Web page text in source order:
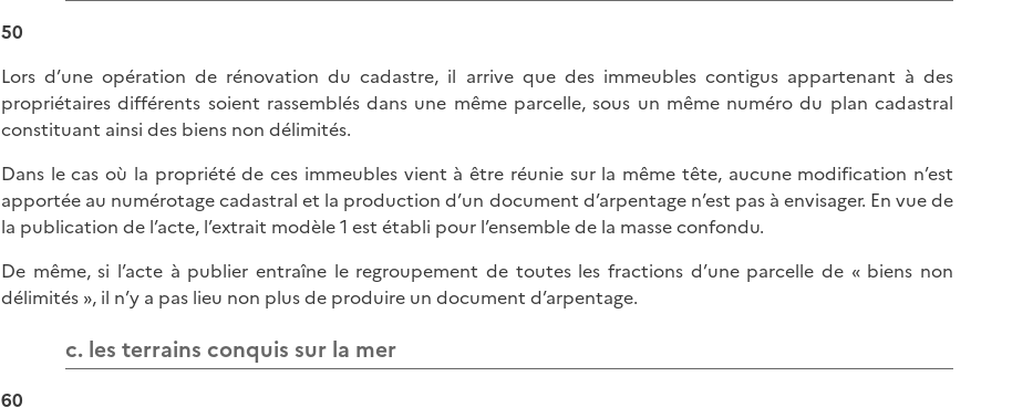
50
Lors d’une opération de rénovation du cadastre, il arrive que des immeubles contigus appartenant à des
propriétaires différents soient rassemblés dans une même parcelle, sous un même numéro du plan cadastral
constituant ainsi des biens non délimités.
Dans le cas où la propriété de ces immeubles vient à être réunie sur la même tête, aucune modification n’est
apportée au numérotage cadastral et la production d’un document d’arpentage n’est pas à envisager. En vue de
la publication de l’acte, l’extrait modèle 1 est établi pour l’ensemble de la masse confondu.
De même, si l’acte à publier entraîne le regroupement de toutes les fractions d’une parcelle de « biens non
délimités », il n’y a pas lieu non plus de produire un document d’arpentage.
c. les terrains conquis sur la mer
60